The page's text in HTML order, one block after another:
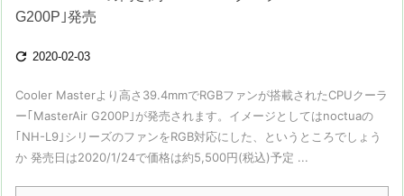
G200P｣発売
 2020-02-03
Cooler Masterより高さ39.4mmでRGBファンが搭載されたCPUクーラ
ー｢MasterAir G200P｣が発売されます。イメージとしてはnoctuaの
｢NH-L9｣シリーズのファンをRGB対応にした、というところでしょう
か 発売日は2020/1/24で価格は約5,500円(税込)予定 ...